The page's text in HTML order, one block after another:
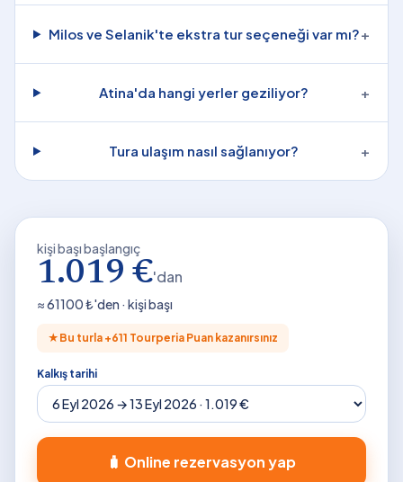
Milos ve Selanik'te ekstra tur seçeneği var mı?+
Atina'da hangi yerler geziliyor? +
Tura ulaşım nasıl sağlanıyor? +
kişi başı başlangıç
1.019 €'dan
≈61100₺'den · kişi başı
★ Bu turla +611 Tourperia Puan kazanırsınız
Kalkış tarihi
🧳 Online rezervasyon yap